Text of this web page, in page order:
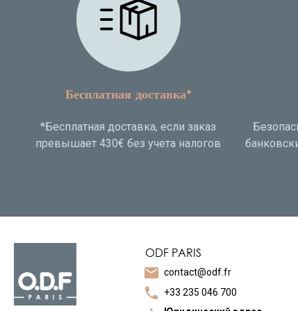
Бесплатная доставка*
*Бесплатная доставка, если заказ
превышает 430€ без учета налогов
ODF PARIS
mail contact@odf.fr
call
+33 235 046 700